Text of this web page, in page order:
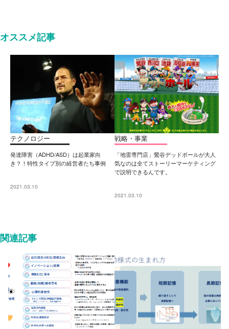
オススメ記事
テクノロジー
発達障害（ADHD/ASD）は起業家向
き？！特性タイプ別の経営者たち事例
2021.03.10
戦略・事業
「地雷専門店」鶯谷デッドボールが大人
気なのは全てストーリーマーケティング
で説明できるんです。
2021.03.10
関連記事